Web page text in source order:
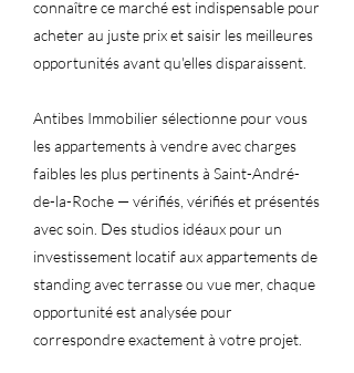
connaître ce marché est indispensable pour
acheter au juste prix et saisir les meilleures
opportunités avant qu'elles disparaissent.
Antibes Immobilier sélectionne pour vous
les appartements à vendre avec charges
faibles les plus pertinents à Saint-André-
de-la-Roche — vérifiés, vérifiés et présentés
avec soin. Des studios idéaux pour un
investissement locatif aux appartements de
standing avec terrasse ou vue mer, chaque
opportunité est analysée pour
correspondre exactement à votre projet.